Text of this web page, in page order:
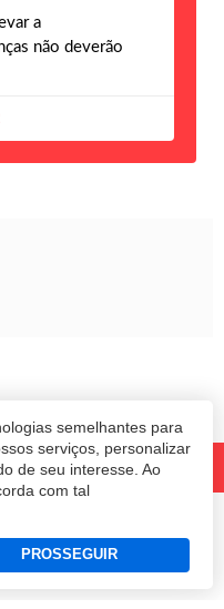
semelhantes para
serviços, personalizar
de seu interesse. Ao
com tal
PROSSEGUIR
a
não deverão
Privacidade